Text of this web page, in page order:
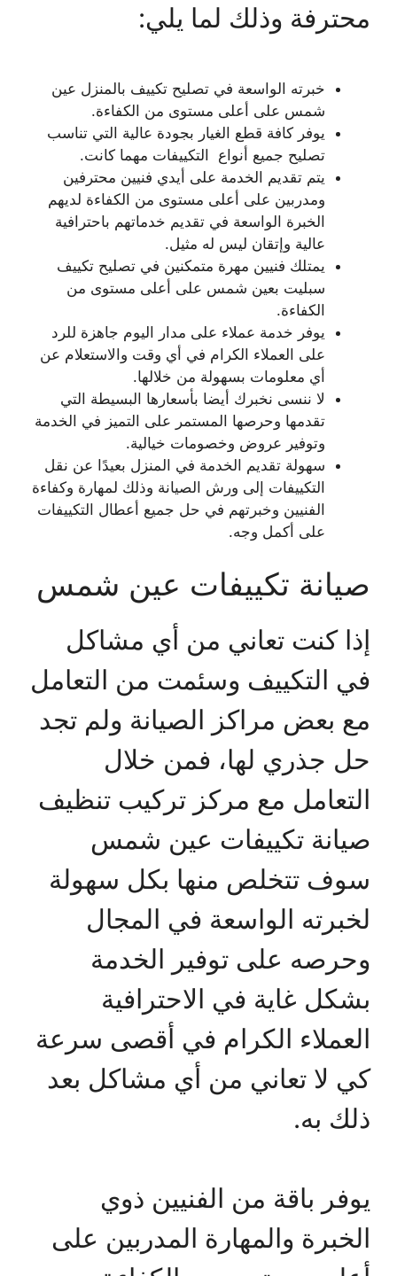
محترفة وذلك لما يلي:
خبرته الواسعة في تصليح تكييف بالمنزل عين
شمس على أعلى مستوى من الكفاءة.
يوفر كافة قطع الغيار بجودة عالية التي تناسب
تصليح جميع أنواع التكييفات مهما كانت.
يتم تقديم الخدمة على أيدي فنيين محترفين
ومدربين على أعلى مستوى من الكفاءة لديهم
الخبرة الواسعة في تقديم خدماتهم باحترافية
عالية وإتقان ليس له مثيل.
يمتلك فنيين مهرة متمكنين في تصليح تكييف
سبليت بعين شمس على أعلى مستوى من
الكفاءة.
يوفر خدمة عملاء على مدار اليوم جاهزة للرد
على العملاء الكرام في أي وقت والاستعلام عن
أي معلومات بسهولة من خلالها.
لا ننسى نخبرك أيضا بأسعارها البسيطة التي
تقدمها وحرصها المستمر على التميز في الخدمة
وتوفير عروض وخصومات خيالية.
سهولة تقديم الخدمة في المنزل بعيدًا عن نقل
التكييفات إلى ورش الصيانة وذلك لمهارة وكفاءة
الفنيين وخبرتهم في حل جميع أعطال التكييفات
على أكمل وجه.
صيانة تكييفات عين شمس
إذا كنت تعاني من أي مشاكل
في التكييف وسئمت من التعامل
مع بعض مراكز الصيانة ولم تجد
حل جذري لها، فمن خلال
التعامل مع مركز تركيب تنظيف
صيانة تكييفات عين شمس
سوف تتخلص منها بكل سهولة
لخبرته الواسعة في المجال
وحرصه على توفير الخدمة
بشكل غاية في الاحترافية
العملاء الكرام في أقصى سرعة
كي لا تعاني من أي مشاكل بعد
ذلك به.
يوفر باقة من الفنيين ذوي
الخبرة والمهارة المدربين على